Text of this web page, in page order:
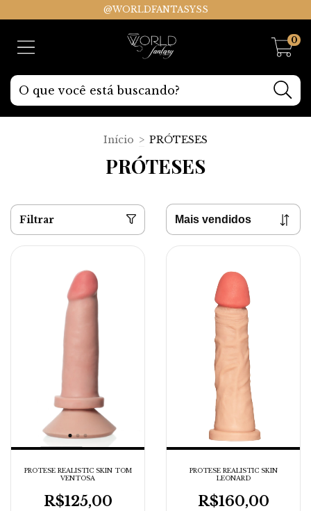
@WORLDFANTASYSS
0
Início > PRÓTESES
PRÓTESES
Filtrar
PROTESE REALISTIC SKIN TOM
VENTOSA
R$125,00
PROTESE REALISTIC SKIN
LEONARD
R$160,00